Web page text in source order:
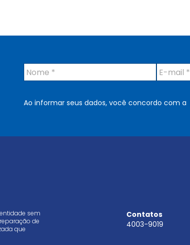
N
o
*
E
-
i
Ao informar seus dados, você concordo com a
sem
de
que
Contatos
4003-9019